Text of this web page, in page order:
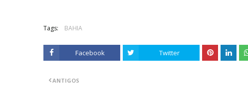
Tags: BAHIA
Facebook Twitter
ANTIGOS